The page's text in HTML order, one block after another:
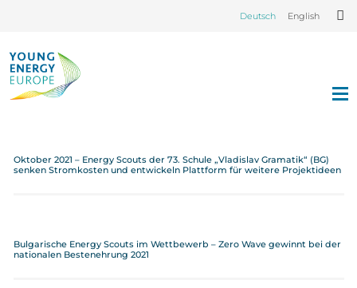
Deutsch English
Oktober 2021 – Energy Scouts der 73. Schule „Vladislav Gramatik“ (BG)
senken Stromkosten und entwickeln Plattform für weitere Projektideen
Bulgarische Energy Scouts im Wettbewerb – Zero Wave gewinnt bei der
nationalen Bestenehrung 2021